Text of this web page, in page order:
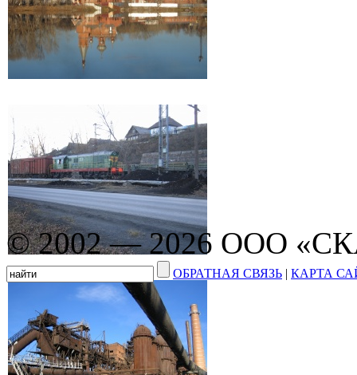
© 2002 — 2026 ООО
ОБРАТНАЯ СВЯЗЬ | КАРТА